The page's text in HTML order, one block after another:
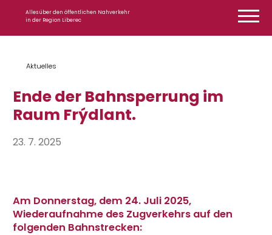
Alles über den öffentlichen Nahverkehr
in der Region Liberec
Aktuelles
Ende der Bahnsperrung im
Raum Frýdlant.
23. 7. 2025
Am Donnerstag, dem 24. Juli 2025,
Wiederaufnahme des Zugverkehrs auf den
folgenden Bahnstrecken: